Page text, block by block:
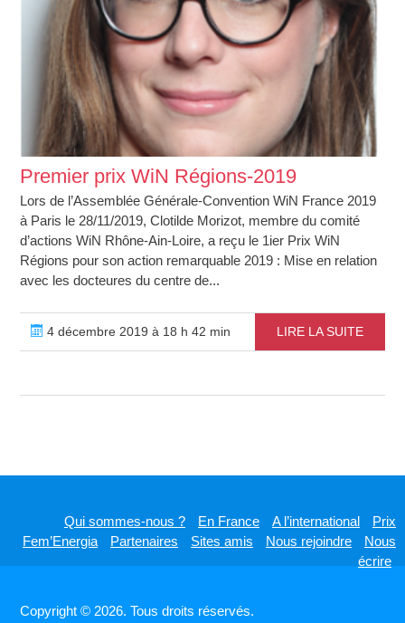
Premier prix WiN Régions-2019
Lors de l’Assemblée Générale-Convention WiN France 2019
à Paris le 28/11/2019, Clotilde Morizot, membre du comité
d’actions WiN Rhône-Ain-Loire, a reçu le 1ier Prix WiN
Régions pour son action remarquable 2019 : Mise en relation
avec les docteures du centre de...
4 décembre 2019 à 18 h 42 min LIRE LA SUITE
Qui sommes-nous ? En France A l’international
Prix
Fem’Energia
Partenaires Sites amis Nous rejoindre
Nous
écrire
Copyright © 2026. Tous droits réservés.